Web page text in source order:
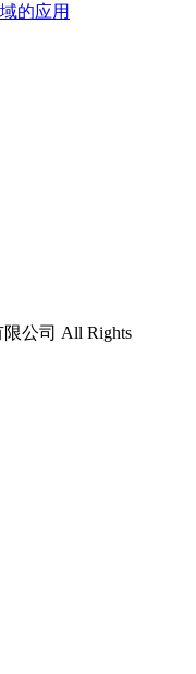
的应用
公司 All Rights